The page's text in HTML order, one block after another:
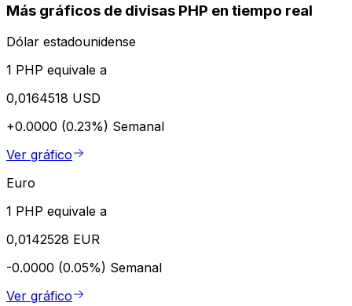
Más gráficos de divisas PHP en tiempo real
Dólar estadounidense
1 PHP equivale a
0,0164518 USD
+0.0000 (0.23%) Semanal
Ver gráfico
Euro
1 PHP equivale a
0,0142528 EUR
-0.0000 (0.05%) Semanal
Ver gráfico